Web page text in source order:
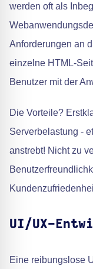
werden oft als
Anforderungen an
einzelne HTML-
Benutzer mit der
Die Vorteile?
Serverbelastung -
anstrebt! Nicht zu
UI/UX-
Eine reibungslose